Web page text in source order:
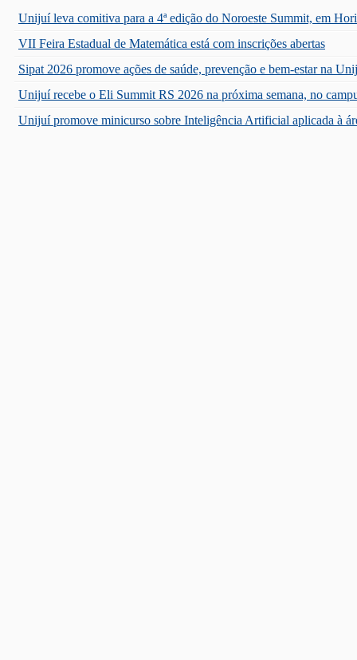
Unijuí leva comitiva para a 4ª edição do Noroeste Summit, em
VII Feira Estadual de Matemática está com inscrições abertas
Sipat 2026 promove ações de saúde, prevenção e bem-estar na
Unijuí recebe o Eli Summit RS 2026 na próxima semana, no
Unijuí promove minicurso sobre Inteligência Artificial aplicada à